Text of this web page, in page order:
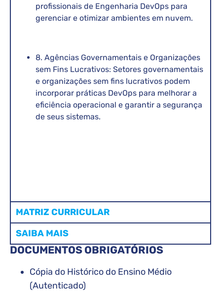
profissionais de Engenharia DevOps para
gerenciar e otimizar ambientes em nuvem.
8. Agências Governamentais e Organizações
sem Fins Lucrativos: Setores governamentais
e organizações sem fins lucrativos podem
incorporar práticas DevOps para melhorar a
eficiência operacional e garantir a segurança
de seus sistemas.
MATRIZ CURRICULAR
SAIBA MAIS
DOCUMENTOS OBRIGATÓRIOS
Cópia do Histórico do Ensino Médio
(Autenticado)